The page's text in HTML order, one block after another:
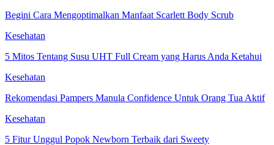
Begini Cara Mengoptimalkan Manfaat Scarlett Body Scrub
Kesehatan
5 Mitos Tentang Susu UHT Full Cream yang Harus Anda Ketahui
Kesehatan
Rekomendasi Pampers Manula Confidence Untuk Orang Tua Aktif
Kesehatan
5 Fitur Unggul Popok Newborn Terbaik dari Sweety